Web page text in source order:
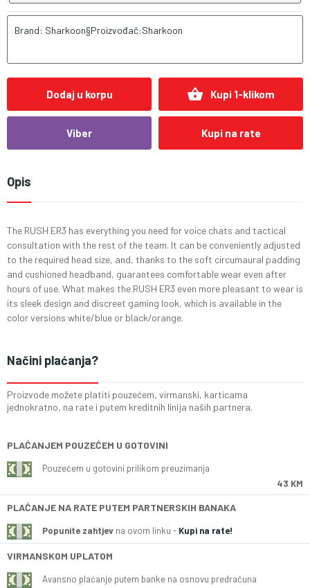
Brand: Sharkoon§Proizvođač:Sharkoon
Dodaj u korpu shopping_basket Kupi 1-klikom
Viber Kupi na rate
Opis
The RUSH ER3 has everything you need for voice chats and tactical
consultation with the rest of the team. It can be conveniently adjusted
to the required head size, and, thanks to the soft circumaural padding
and cushioned headband, guarantees comfortable wear even after
hours of use. What makes the RUSH ER3 even more pleasant to wear is
its sleek design and discreet gaming look, which is available in the
color versions white/blue or black/orange.
Načini plaćanja?
Proizvode možete platiti pouzećem, virmanski, karticama
jednokratno, na rate i putem kreditnih linija naših partnera.
PLAĆANJEM POUZEĆEM U GOTOVINI
Pouzećem u gotovini prilikom preuzimanja
43 KM
PLAĆANJE NA RATE PUTEM PARTNERSKIH BANAKA
Popunite zahtjev na ovom linku - Kupi na rate!
VIRMANSKOM UPLATOM
Avansno plaćanje putem banke na osnovu predračuna